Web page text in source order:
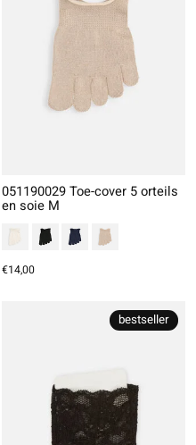
051190029 Toe-cover 5 orteils
en soie M
€14,00
bestseller